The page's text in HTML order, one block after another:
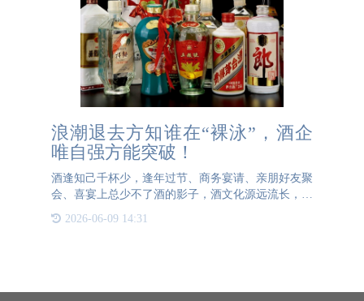
浪潮退去方知谁在“裸泳”，酒企
唯自强方能突破！
酒逢知己千杯少，逢年过节、商务宴请、亲朋好友聚
会、喜宴上总少不了酒的影子，酒文化源远流长，至
液，成为我们生活中不可分割的一部分。同时也积淀
2026-06-09 14:31